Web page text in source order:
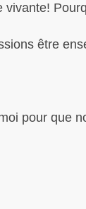
être
pour que